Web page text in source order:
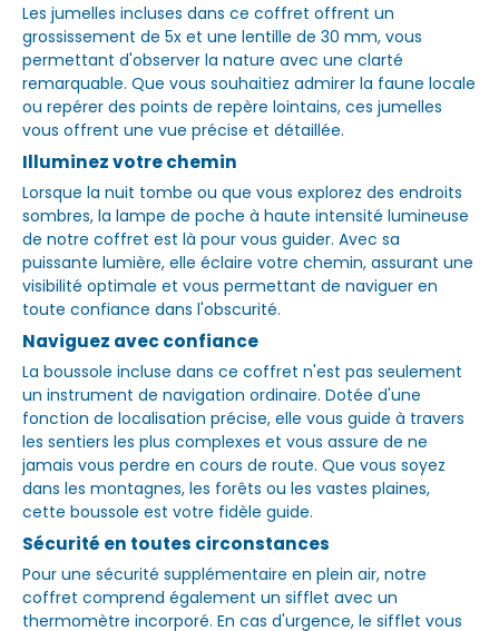
Les jumelles incluses dans ce coffret offrent un
grossissement de 5x et une lentille de 30 mm, vous
permettant d'observer la nature avec une clarté
remarquable. Que vous souhaitiez admirer la faune locale
ou repérer des points de repère lointains, ces jumelles
vous offrent une vue précise et détaillée.
Illuminez votre chemin
Lorsque la nuit tombe ou que vous explorez des endroits
sombres, la lampe de poche à haute intensité lumineuse
de notre coffret est là pour vous guider. Avec sa
puissante lumière, elle éclaire votre chemin, assurant une
visibilité optimale et vous permettant de naviguer en
toute confiance dans l'obscurité.
Naviguez avec confiance
La boussole incluse dans ce coffret n'est pas seulement
un instrument de navigation ordinaire. Dotée d'une
fonction de localisation précise, elle vous guide à travers
les sentiers les plus complexes et vous assure de ne
jamais vous perdre en cours de route. Que vous soyez
dans les montagnes, les forêts ou les vastes plaines,
cette boussole est votre fidèle guide.
Sécurité en toutes circonstances
Pour une sécurité supplémentaire en plein air, notre
coffret comprend également un sifflet avec un
thermomètre incorporé. En cas d'urgence, le sifflet vous